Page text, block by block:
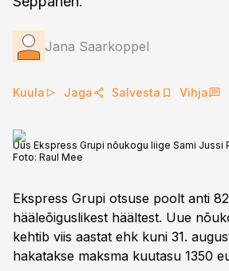
Jana Saarkoppel
Kuula Jaga Salvesta Vihja
Uus Ekspress Grupi nõukogu liige Sami Jussi
Foto: Raul Mee
Ekspress Grupi otsuse poolt anti
hääleõiguslikest häältest. Uue
kehtib viis aastat ehk kuni 31.
hakatakse maksma kuutasu 1350